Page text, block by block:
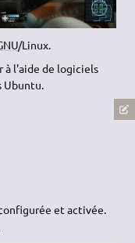
/Linux.
l'aide de logiciels
Ubuntu.
et activée.